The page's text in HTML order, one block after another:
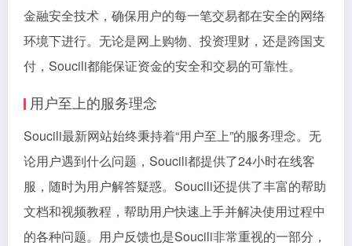
金融安全技术，确保用户的每一笔交易都在安全的网络
环境下进行。无论是网上购物、投资理财，还是跨国支
付，Soucili都能保证资金的安全和交易的可靠性。
用户至上的服务理念
Soucili最新网站始终秉持着“用户至上”的服务理念。无
论用户遇到什么问题，Soucili都提供了24小时在线客
服，随时为用户解答疑惑。Soucili还提供了丰富的帮助
文档和视频教程，帮助用户快速上手并解决使用过程中
的各种问题。用户反馈也是Soucili非常重视的一部分，